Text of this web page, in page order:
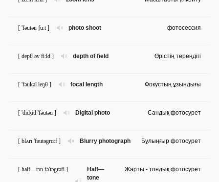
photo shoot
[ 'fəutəu ʃu:t ] фотосессия
depth of field
[ depθ əv fi:ld ] Өрістің тереңдігі
focal length
[ 'fəukəl leŋθ ] Фокустың ұзындығы
Digital photo
[ 'diʤitl 'fəutəu ] Сандық фотосурет
Blurry photograph
[ blʌrɪ 'fəutəgrɑ:f ] Бұлыңғыр фотосурет
Half—
tone
[ half—tɔn fə'tɔgrəfi ] Жарты - тондық фотосурет